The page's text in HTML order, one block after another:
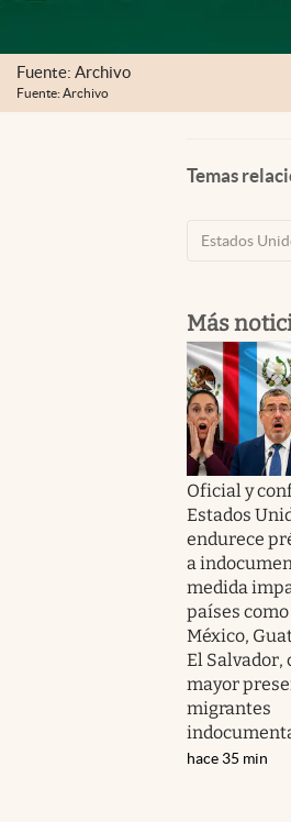
Fuente: Archivo
Fuente: Archivo
Temas
Estados
Más
Oficial y
Estados
endurece
a
medida
países como
México,
El Salvador,
mayor
migrantes
hace 35 min